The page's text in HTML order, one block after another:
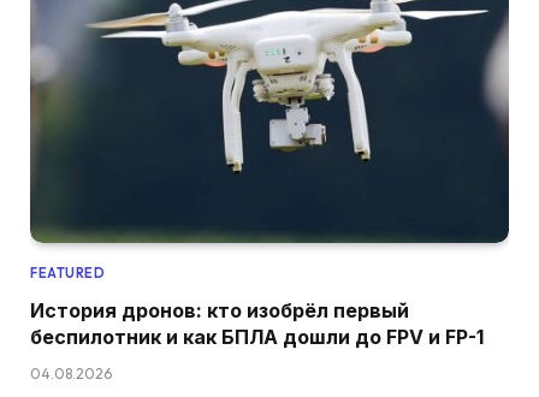
FEATURED
История дронов: кто изобрёл первый
беспилотник и как БПЛА дошли до FPV и FP-1
04.08.2026